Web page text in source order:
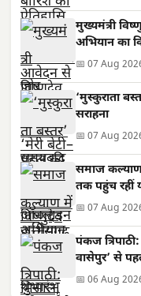
मुख्यमंत्री
अभियान का
📅 07 Aug
‘मुस्कुराता
सराहना
📅 07 Aug
समाज कल्याण
तक पहुंच रहीं
📅 07 Aug
पंकज
वासेपुर’ से
📅 06 Aug